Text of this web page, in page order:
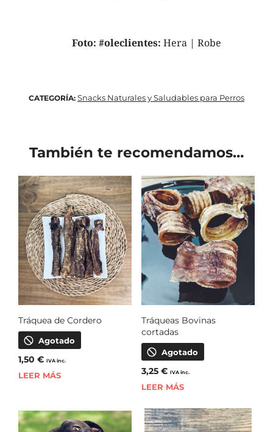
Foto: #oleclientes: Hera | Robe
CATEGORÍA: Snacks Naturales y Saludables para Perros
También te recomendamos…
Tráquea de Cordero
Agotado
1,50 € IVA inc.
LEER MÁS
Tráqueas Bovinas
cortadas
Agotado
3,25 € IVA inc.
LEER MÁS